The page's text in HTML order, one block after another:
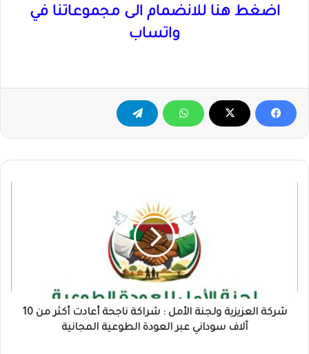
اضغط هنا للانضمام الى مجموعاتنا في
واتساب
شركة
من
شركة العزيزية ولجنة الأمل : شراكة ناجحة أعادت أكثر من 10
آلاف سوداني عبر العودة الطوعية المجانية